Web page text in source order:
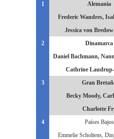
1
Alemania
Frederic Wandres,
Jessica von
2
Dinamarca
Daniel Bachmann,
Cathrine
3
Gran
Becky Moody,
Charlotte
4
Países Bajos
Emmelie Scholtens,